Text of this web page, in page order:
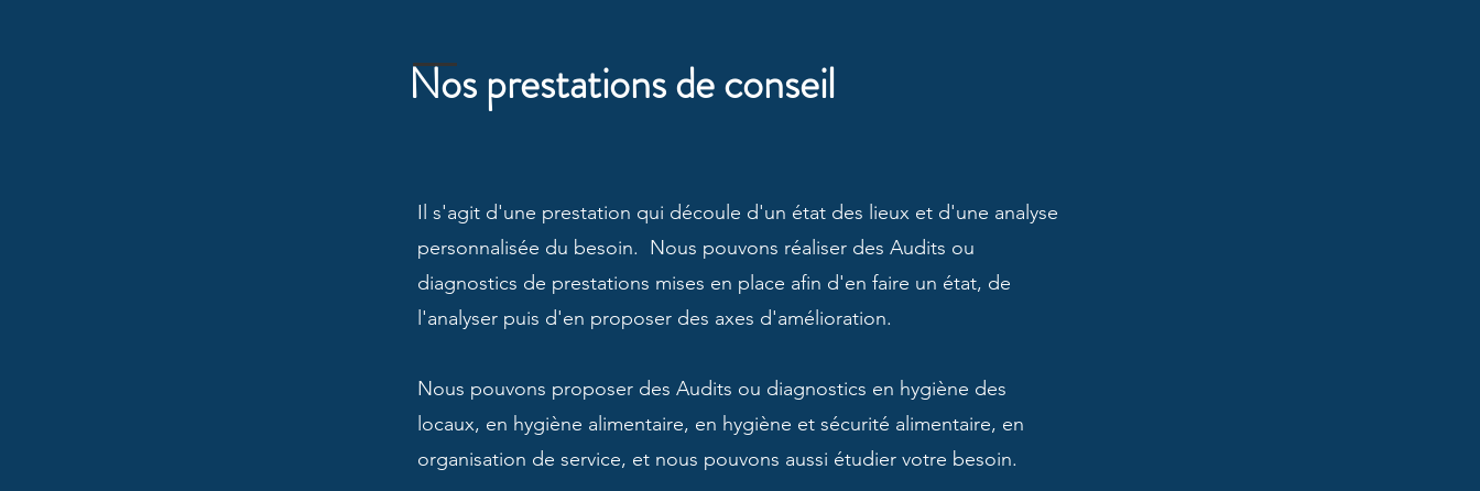
Nos prestations de conseil
Il s'agit d'une prestation qui découle d'un état des lieux et d'une analyse
personnalisée du besoin. Nous pouvons réaliser des Audits ou
diagnostics de prestations mises en place afin d'en faire un état, de
l'analyser puis d'en proposer des axes d'amélioration.
Nous pouvons proposer des Audits ou diagnostics en hygiène des
locaux, en hygiène alimentaire, en hygiène et sécurité alimentaire, en
organisation de service, et nous pouvons aussi étudier votre besoin.